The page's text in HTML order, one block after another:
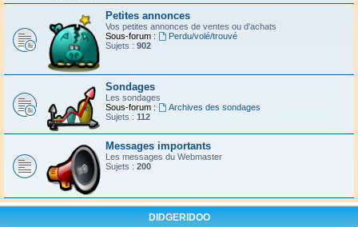
Petites annonces
Vos petites annonces de ventes ou d'achats
Sous-forum :
Perdu/volé/trouvé
Sujets : 902
Sondages
Les sondages
Sous-forum :
Archives des sondages
Sujets : 112
Messages importants
Les messages du Webmaster
Sujets : 200
DIDGERIDOO